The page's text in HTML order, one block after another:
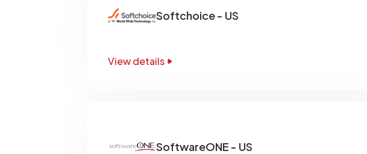
Softchoice - US
View details
SoftwareONE - US